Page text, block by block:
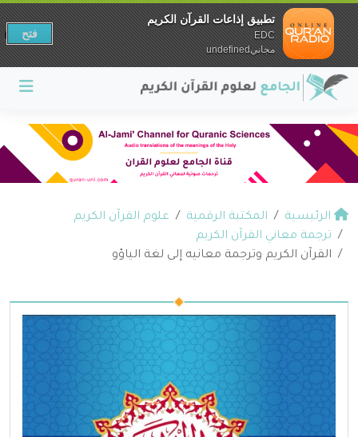
الرئيسية المكتبة الرقمية
علوم القرآن الكريم
ترجمة معاني القرآن الكريم
القرآن الكريم وترجمة معانيه إلى لغة الياؤو
تطبيق إذاعات القرآن الكريم
EDC
مجانيundefined
فتح